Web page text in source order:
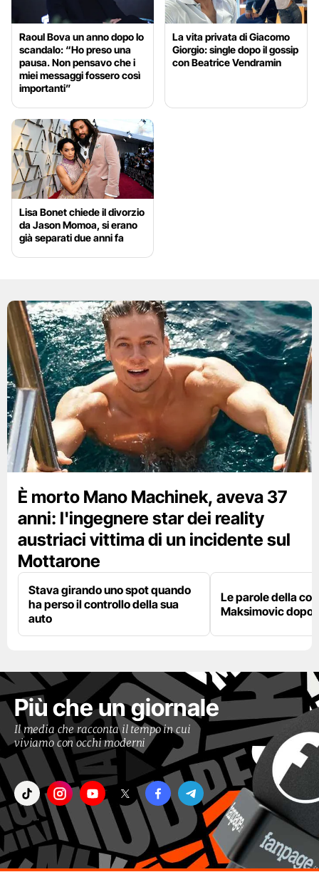
Raoul Bova un anno dopo lo
scandalo: “Ho preso una
pausa. Non pensavo che i
miei messaggi fossero così
importanti”
La vita privata di Giacomo
Giorgio: single dopo il gossip
con Beatrice Vendramin
Lisa Bonet chiede il divorzio
da Jason Momoa, si erano
già separati due anni fa
È morto Mano Machinek, aveva 37
anni: l'ingegnere star dei reality
austriaci vittima di un incidente sul
Mottarone
Stava girando uno spot quando
ha perso il controllo della sua
auto
Le parole della
Maksimovic dopo
Più che un giornale
Il media che racconta il tempo in cui
viviamo con occhi moderni